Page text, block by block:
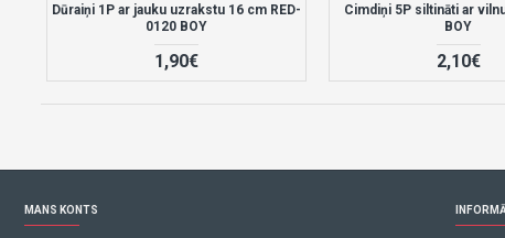
Dūraiņi 1P ar jauku uzrakstu 16 cm RED-
0120 BOY
1,90€
Cimdiņi 5P siltināti ar
BOY
2,10€
MANS KONTS